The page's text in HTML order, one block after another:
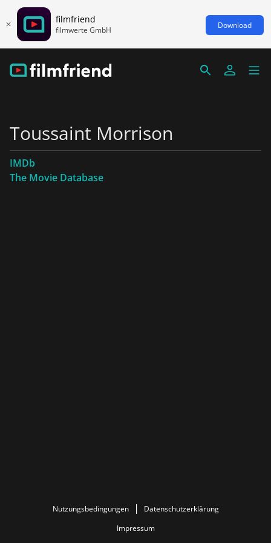
filmfriend
filmwerte GmbH Download
Toussaint Morrison
IMDb
The Movie Database
Nutzungsbedingungen
Datenschutzerklärung
Impressum